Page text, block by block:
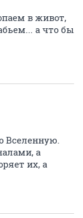
в живот,
а что бы
Вселенную.
а
их, а